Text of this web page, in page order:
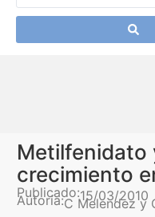
Presentación
De interés
Metilfenidato
crecimiento
Publicado:15/03/2010
Autoría:C Melendez y